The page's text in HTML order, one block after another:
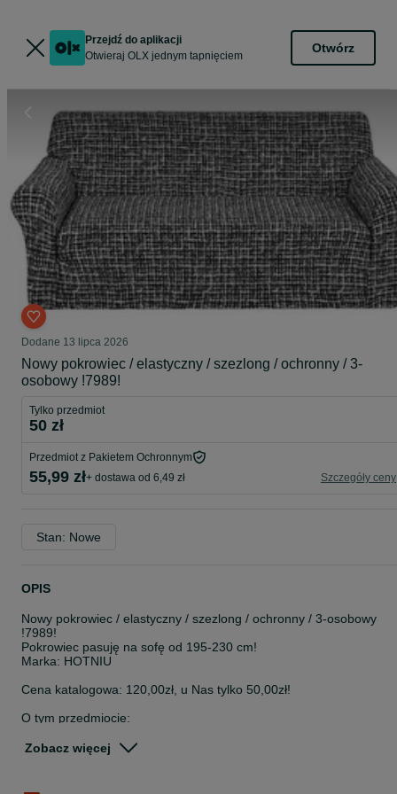
Przejdź do aplikacji
Otwieraj OLX jednym tapnięciem
Otwórz
Dodane 13 lipca 2026
Nowy pokrowiec / elastyczny / szezlong / ochronny / 3-
osobowy !7989!
Tylko przedmiot
50 zł
Przedmiot z Pakietem Ochronnym
55,99 zł+ dostawa od 6,49 zł Szczegóły ceny
Stan: Nowe
OPIS
Nowy pokrowiec / elastyczny / szezlong / ochronny / 3-osobowy
!7989!
Pokrowiec pasuję na sofę od 195-230 cm!
Marka: HOTNIU
Cena katalogowa: 120,00zł, u Nas tylko 50,00zł!
O tym przedmiocie:
są zaprojektowane z wyjątkową elastycznością. Duży rozmiar jest
Zobacz więcej